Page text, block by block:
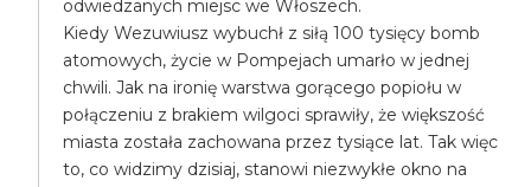
odwiedzanych miejsc we Włoszech.
Kiedy Wezuwiusz wybuchł z siłą 100 tysięcy bomb
atomowych, życie w Pompejach umarło w jednej
chwili. Jak na ironię warstwa gorącego popiołu w
połączeniu z brakiem wilgoci sprawiły, że większość
miasta została zachowana przez tysiące lat. Tak więc
to, co widzimy dzisiaj, stanowi niezwykłe okno na